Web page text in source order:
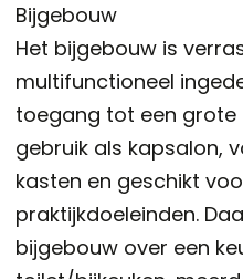
Bijgebouw
Het bijgebouw is
multifunctioneel
toegang tot een grote
gebruik als kapsalon,
kasten en geschikt
praktijkdoeleinden.
bijgebouw over een